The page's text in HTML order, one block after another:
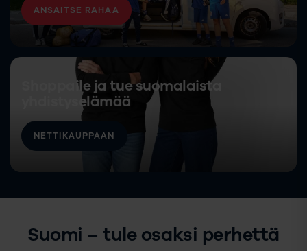
ANSAITSE RAHAA
Shoppaile ja tue suomalaista
yhdistyselämää
NETTIKAUPPAAN
Suomi – tule osaksi perhettä